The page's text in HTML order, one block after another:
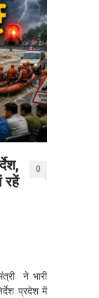
रहें
0
ने भारी
प्रदेश में